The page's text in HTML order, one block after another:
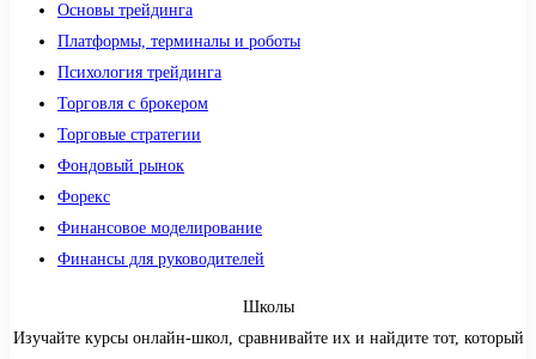
Основы трейдинга
Платформы, терминалы и роботы
Психология трейдинга
Торговля с брокером
Торговые стратегии
Фондовый рынок
Форекс
Финансовое моделирование
Финансы для руководителей
Школы
Изучайте курсы онлайн-школ, сравнивайте их и найдите тот, который